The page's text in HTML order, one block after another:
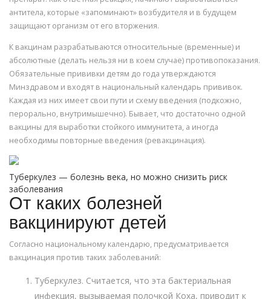
антитела, которые «запоминают» возбудителя и в будущем
защищают организм от его вторжения.
К вакцинам разрабатываются относительные (временные) и
абсолютные (делать нельзя ни в коем случае) противопоказания.
Обязательные прививки детям до года утверждаются
Минздравом и входят в национальный календарь прививок.
Каждая из них имеет свои пути и схему введения (подкожно,
перорально, внутримышечно). Бывает, что достаточно одной
вакцины для выработки стойкого иммунитета, а иногда
необходимы повторные введения (ревакцинация).
Туберкулез — болезнь века, но можно снизить риск
заболевания
От каких болезней
вакцинируют детей
Согласно национальному календарю, предусматривается
вакцинация против таких заболеваний:
Туберкулез. Считается, что эта бактериальная
инфекция, вызываемая полочкой Коха, приводит к